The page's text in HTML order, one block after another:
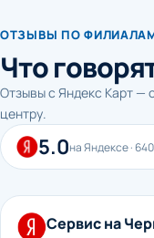
ОТЗЫВЫ ПО
Что
Отзывы с Яндекс Карт —
центру.
5.0на Яндексе ·
Сервис на